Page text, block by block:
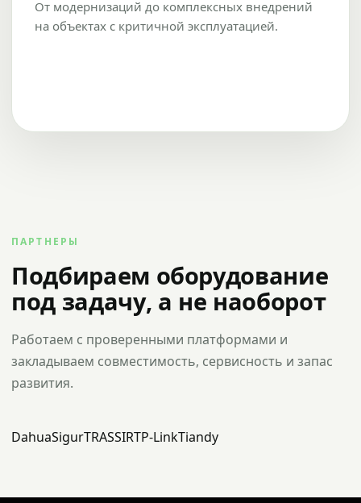
От модернизаций до комплексных внедрений
на объектах с критичной эксплуатацией.
ПАРТНЕРЫ
Подбираем оборудование
под задачу, а не наоборот
Работаем с проверенными платформами и
закладываем совместимость, сервисность и запас
развития.
DahuaSigurTRASSIRTP-LinkTiandy